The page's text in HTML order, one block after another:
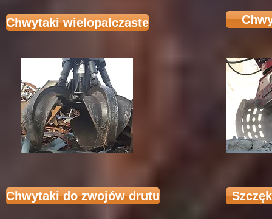
Chwytaki wielopalczaste
Chwytaki do zwojów drutu